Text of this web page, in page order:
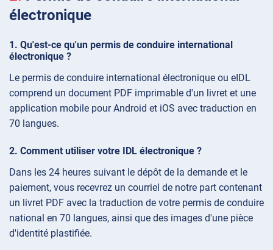
électronique
Qu'est-ce qu'un permis de conduire international
électronique ?
Le permis de conduire international électronique ou eIDL
comprend un document PDF imprimable d'un livret et une
application mobile pour Android et iOS avec traduction en
70 langues.
Comment utiliser votre IDL électronique ?
Dans les 24 heures suivant le dépôt de la demande et le
paiement, vous recevrez un courriel de notre part contenant
un livret PDF avec la traduction de votre permis de conduire
national en 70 langues, ainsi que des images d'une pièce
d'identité plastifiée.